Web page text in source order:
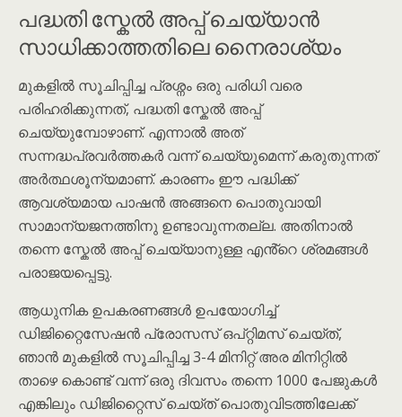
പദ്ധതി സ്കേൽ അപ്പ് ചെയ്യാൻ
സാധിക്കാത്തതിലെ നൈരാശ്യം
മുകളിൽ സൂചിപ്പിച്ച പ്രശ്നം ഒരു പരിധി വരെ
പരിഹരിക്കുന്നത്, പദ്ധതി സ്കേൽ അപ്പ്
ചെയ്യുമ്പോഴാണ്. എന്നാൽ അത്
സന്നദ്ധപ്രവർത്തകർ വന്ന് ചെയ്യുമെന്ന് കരുതുന്നത്
അർത്ഥശൂന്യമാണ്. കാരണം ഈ പദ്ധിക്ക്
ആവശ്യമായ പാഷൻ അങ്ങനെ പൊതുവായി
സാമാന്യജനത്തിനു ഉണ്ടാവുന്നതല്ല. അതിനാൽ
തന്നെ സ്കേൽ അപ്പ് ചെയ്യാനുള്ള എൻ്റെ ശ്രമങ്ങൾ
പരാജയപ്പെട്ടു.
ആധുനിക ഉപകരണങ്ങൾ ഉപയോഗിച്ച്
ഡിജിറ്റൈസേഷൻ പ്രോസസ് ഒപ്റ്റിമസ് ചെയ്ത്,
ഞാൻ മുകളിൽ സൂചിപ്പിച്ച 3-4 മിനിറ്റ് അര മിനിറ്റിൽ
താഴെ കൊണ്ട് വന്ന് ഒരു ദിവസം തന്നെ 1000 പേജുകൾ
എങ്കിലും ഡിജിറ്റൈസ് ചെയ്ത് പൊതുവിടത്തിലേക്ക്